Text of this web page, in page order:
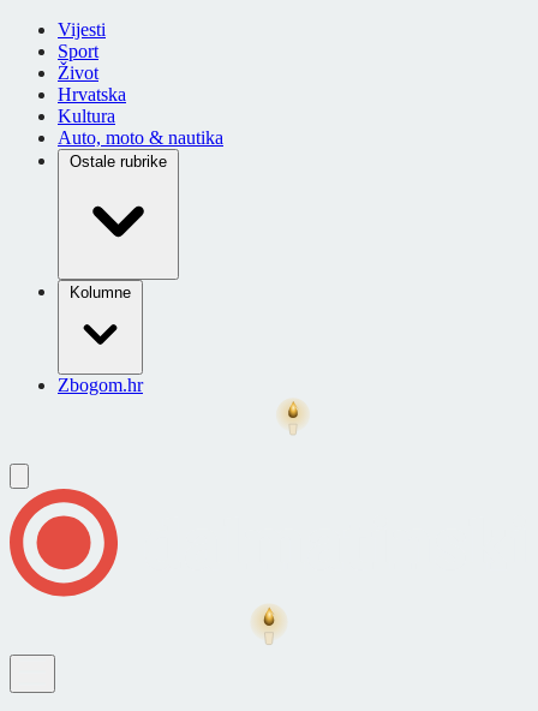
Vijesti
Sport
Život
Hrvatska
Kultura
Auto, moto & nautika
Ostale rubrike
Kolumne
Zbogom.hr